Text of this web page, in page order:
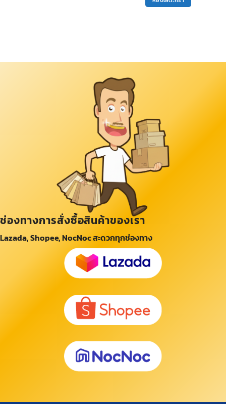
ช่องทางการสั่งซื้อสินค้าของเรา
Lazada, Shopee, NocNoc สะดวกทุกช่องทาง